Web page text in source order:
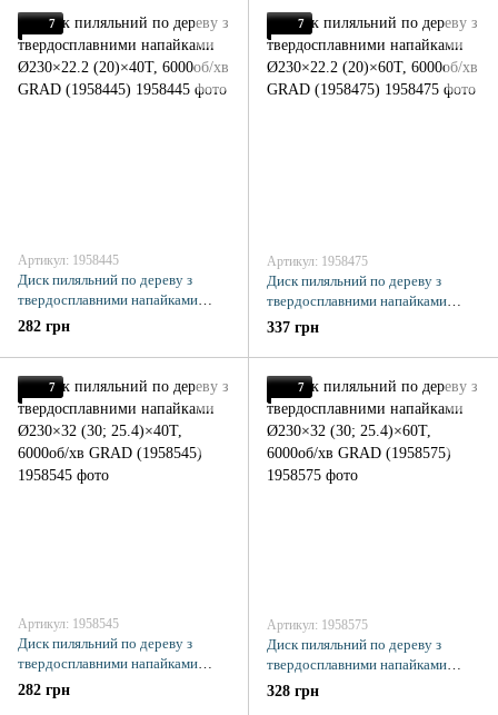
7
Артикул: 1958445
Диск пиляльний по дереву з
твердосплавними напайками
Ø230×22.2 (20)×40Т, 6000об/хв
GRAD (1958445)
282 грн
7
Артикул: 1958475
Диск пиляльний по дереву з
твердосплавними напайками
Ø230×22.2 (20)×60Т, 6000об/хв
GRAD (1958475)
337 грн
7
Артикул: 1958545
Диск пиляльний по дереву з
твердосплавними напайками
Ø230×32 (30; 25.4)×40Т, 6000об/
хв GRAD (1958545)
282 грн
7
Артикул: 1958575
Диск пиляльний по дереву з
твердосплавними напайками
Ø230×32 (30; 25.4)×60Т, 6000об/
хв GRAD (1958575)
328 грн